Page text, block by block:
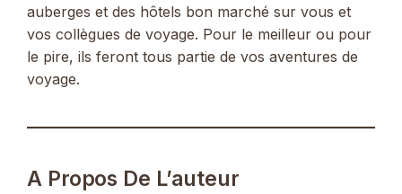
auberges et des hôtels bon marché sur vous et
vos collègues de voyage. Pour le meilleur ou pour
le pire, ils feront tous partie de vos aventures de
voyage.
A Propos De L’auteur